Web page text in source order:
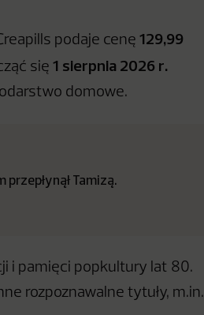
podaje cenę 129,99
się 1 sierpnia 2026 r.
domowe.
Tamizą.
i pamięci popkultury lat 80.
rozpoznawalne tytuły, m.in.